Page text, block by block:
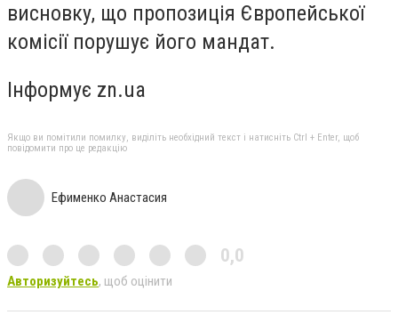
висновку, що пропозиція Європейської
комісії порушує його мандат.
Інформує zn.ua
Якщо ви помітили помилку, виділіть необхідний текст і натисніть Ctrl + Enter, щоб
повідомити про це редакцію
Ефименко Анастасия
0,0
Авторизуйтесь, щоб оцінити